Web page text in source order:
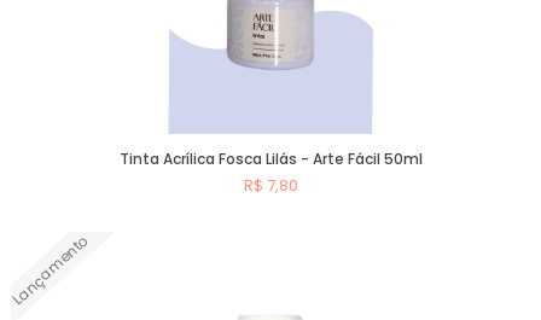
Tinta Acrílica Fosca Lilás - Arte Fácil 50ml
R$ 7,80
Lançamento